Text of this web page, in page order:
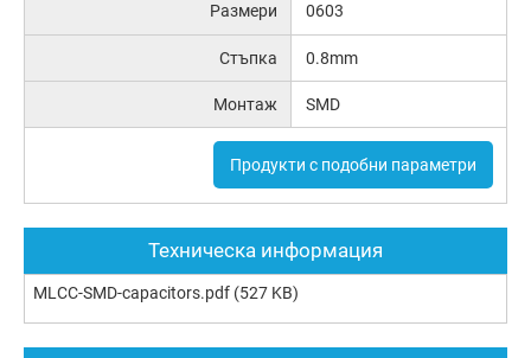
Размери 0603
Стъпка 0.8mm
Монтаж SMD
Продукти с подобни параметри
Техническа информация
MLCC-SMD-capacitors.pdf (527 KB)